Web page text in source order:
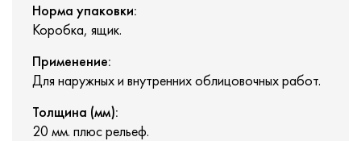
Норма упаковки:
Коробка, ящик.
Применение:
Для наружных и внутренних облицовочных работ.
Толщина (мм):
20 мм. плюс рельеф.